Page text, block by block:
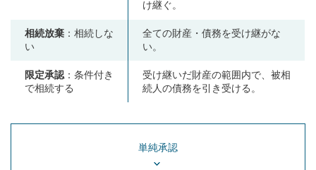
け継ぐ。
相続放棄 ：相続しな
い
全ての財産・債務を受け継がな
い。
限定承認：条件付き
で相続する
受け継いだ財産の範囲内で、被相
続人の債務を引き受ける。
単純承認